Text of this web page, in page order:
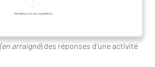
arraigné) des réponses d’une activité